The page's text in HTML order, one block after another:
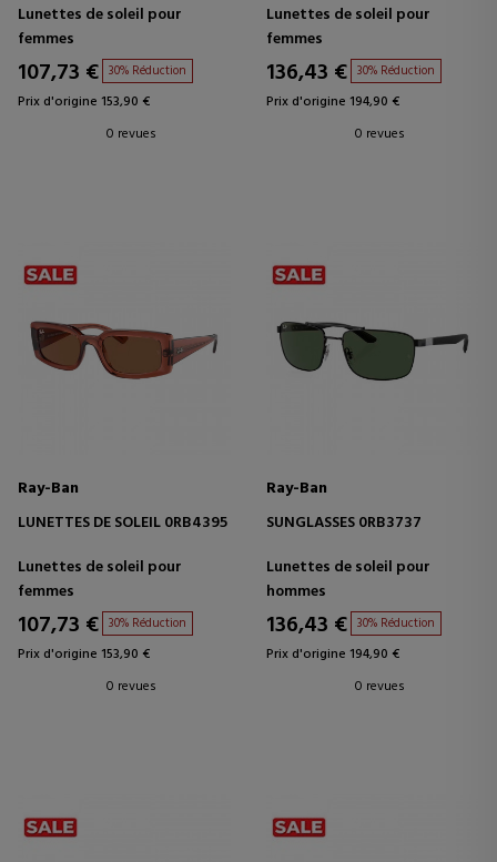
Lunettes de soleil pour
femmes
107,73 € 30% Réduction
Prix d'origine 153,90 €
0 revues
SCUDERIA FERRARI
Lunettes de soleil pour
femmes
136,43 € 30% Réduction
Prix d'origine 194,90 €
0 revues
Ray-Ban
LUNETTES DE SOLEIL 0RB4395
Lunettes de soleil pour
femmes
107,73 € 30% Réduction
Prix d'origine 153,90 €
0 revues
Ray-Ban
SUNGLASSES 0RB3737
Lunettes de soleil pour
hommes
136,43 € 30% Réduction
Prix d'origine 194,90 €
0 revues